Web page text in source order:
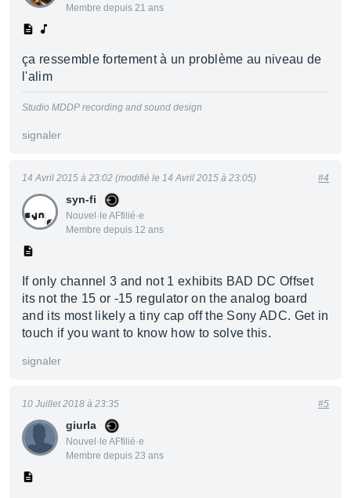
Membre depuis 21 ans
ça ressemble fortement à un problème au niveau de
l'alim
Studio MDDP recording and sound design
signaler
syn-fi
Nouvel·le AFfilié·e
Membre depuis 12 ans
14 Avril 2015 à 23:02 (modifié le 14 Avril 2015 à 23:05) #4
If only channel 3 and not 1 exhibits BAD DC Offset
its not the 15 or -15 regulator on the analog board
and its most likely a tiny cap off the Sony ADC. Get in
touch if you want to know how to solve this.
signaler
giurla
Nouvel·le AFfilié·e
Membre depuis 23 ans
10 Juillet 2018 à 23:35 #5